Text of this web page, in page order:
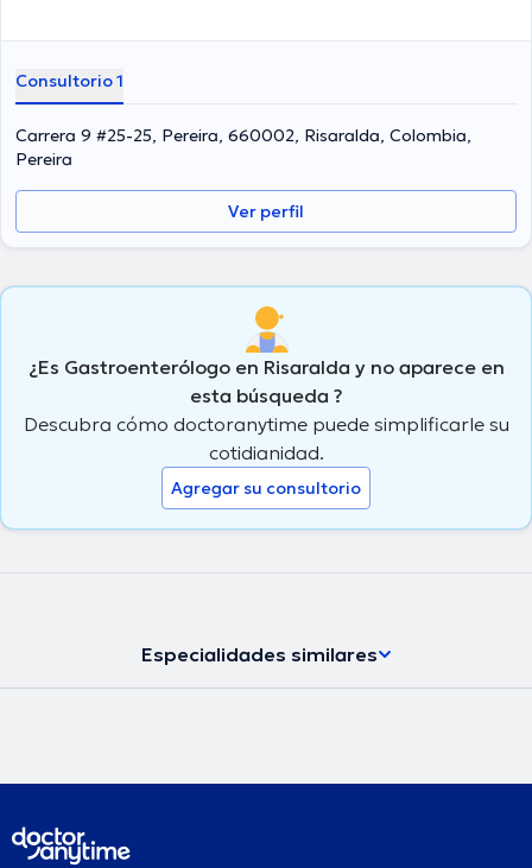
Consultorio 1
Carrera 9 #25-25, Pereira, 660002, Risaralda, Colombia,
Pereira
Ver perfil
¿Es Gastroenterólogo en Risaralda y no aparece en
esta búsqueda ?
Descubra cómo doctoranytime puede simplificarle su
cotidianidad.
Agregar su consultorio
Especialidades similares